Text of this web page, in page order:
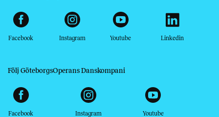
Facebook Instagram Youtube Linkedin
Följ GöteborgsOperans Danskompani
Facebook Instagram Youtube